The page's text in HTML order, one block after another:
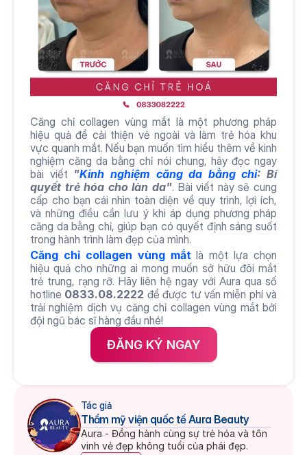
Căng chỉ collagen vùng mắt là một phương pháp
hiệu quả để cải thiện vẻ ngoài và làm trẻ hóa khu
vực quanh mắt. Nếu bạn muốn tìm hiểu thêm về kinh
nghiệm căng da bằng chỉ nói chung, hãy đọc ngay
bài viết "Kinh nghiệm căng da bằng chỉ: Bí
quyết trẻ hóa cho làn da". Bài viết này sẽ cung
cấp cho bạn cái nhìn toàn diện về quy trình, lợi ích,
và những điều cần lưu ý khi áp dụng phương pháp
căng da bằng chỉ, giúp bạn có quyết định sáng suốt
trong hành trình làm đẹp của mình.
Căng chỉ collagen vùng mắt là một lựa chọn
hiệu quả cho những ai mong muốn sở hữu đôi mắt
trẻ trung, rạng rỡ. Hãy liên hệ ngay với Aura qua số
hotline 0833.08.2222 để được tư vấn miễn phí và
trải nghiệm dịch vụ căng chỉ collagen vùng mắt bởi
đội ngũ bác sĩ hàng đầu nhé!
ĐĂNG KÝ NGAY
Tác giả
Thẩm mỹ viện quốc tế Aura Beauty
Aura - Đồng hành cùng sự trẻ hóa và tôn
vinh vẻ đẹp không tuổi của phái đẹp.